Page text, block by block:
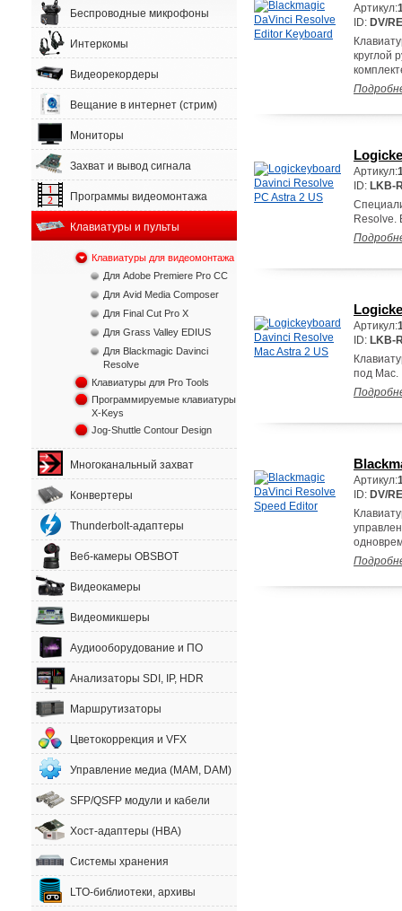
Беспроводные микрофоны
Интеркомы
Видеорекордеры
Вещание в интернет (стрим)
Мониторы
Захват и вывод сигнала
Программы видеомонтажа
Клавиатуры и пульты
Клавиатуры для видеомонтажа
Для Adobe Premiere Pro CC
Для Avid Media Composer
Для Final Cut Pro X
Для Grass Valley EDIUS
Для Blackmagic Davinci
Resolve
Клавиатуры для Pro Tools
Программируемые клавиатуры
X-Keys
Jog-Shuttle Contour Design
Многоканальный захват
Конвертеры
Thunderbolt-адаптеры
Веб-камеры OBSBOT
Видеокамеры
Видеомикшеры
Аудиооборудование и ПО
Анализаторы SDI, IP, HDR
Маршрутизаторы
Цветокоррекция и VFX
Управление медиа (MAM, DAM)
SFP/QSFP модули и кабели
Хост-адаптеры (HBA)
Системы хранения
LTO-библиотеки, архивы
Артикул:
ID: DV/
круглой
Артикул:
ID: LKB-
Resolve.
Артикул:
ID: LKB-
под Mac.
Артикул:
ID: DV/